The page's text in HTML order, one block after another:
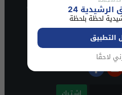
24
لحظة بلحظة
التطبيق
لاحقًا